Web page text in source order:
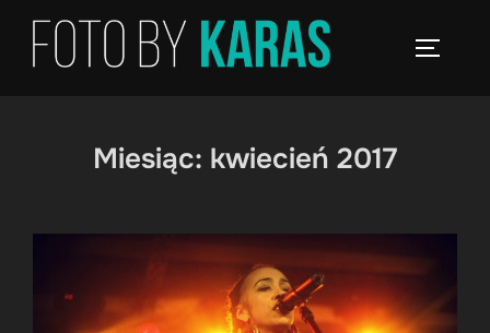
Skip
Miesiąc: kwiecień 2017